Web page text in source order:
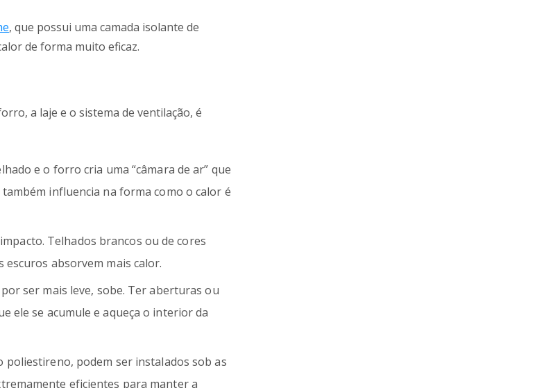
, que possui uma camada isolante de
de forma muito eficaz.
a laje e o sistema de ventilação, é
e o forro cria uma “câmara de ar” que
influencia na forma como o calor é
Telhados brancos ou de cores
escuros absorvem mais calor.
ser mais leve, sobe. Ter aberturas ou
ele se acumule e aqueça o interior da
poliestireno, podem ser instalados sob as
eficientes para manter a